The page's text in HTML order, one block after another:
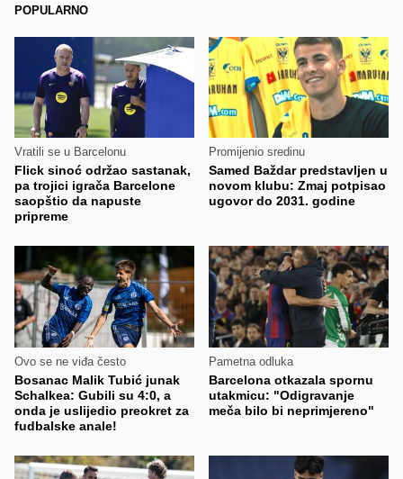
POPULARNO
Vratili se u Barcelonu
Flick sinoć održao sastanak,
pa trojici igrača Barcelone
saopštio da napuste
pripreme
Promijenio sredinu
Samed Baždar predstavljen u
novom klubu: Zmaj potpisao
ugovor do 2031. godine
Ovo se ne viđa često
Bosanac Malik Tubić junak
Schalkea: Gubili su 4:0, a
onda je uslijedio preokret za
fudbalske anale!
Pametna odluka
Barcelona otkazala spornu
utakmicu: "Odigravanje
meča bilo bi neprimjereno"